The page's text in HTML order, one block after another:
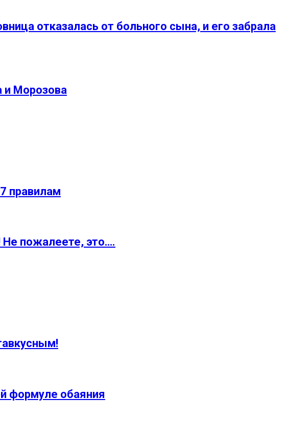
отказалась от больного сына, и его забрала
и Морозова
правилам
пожалеете, это….
формуле обаяния